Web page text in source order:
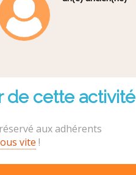
de cette activité
aux adhérents
vite !